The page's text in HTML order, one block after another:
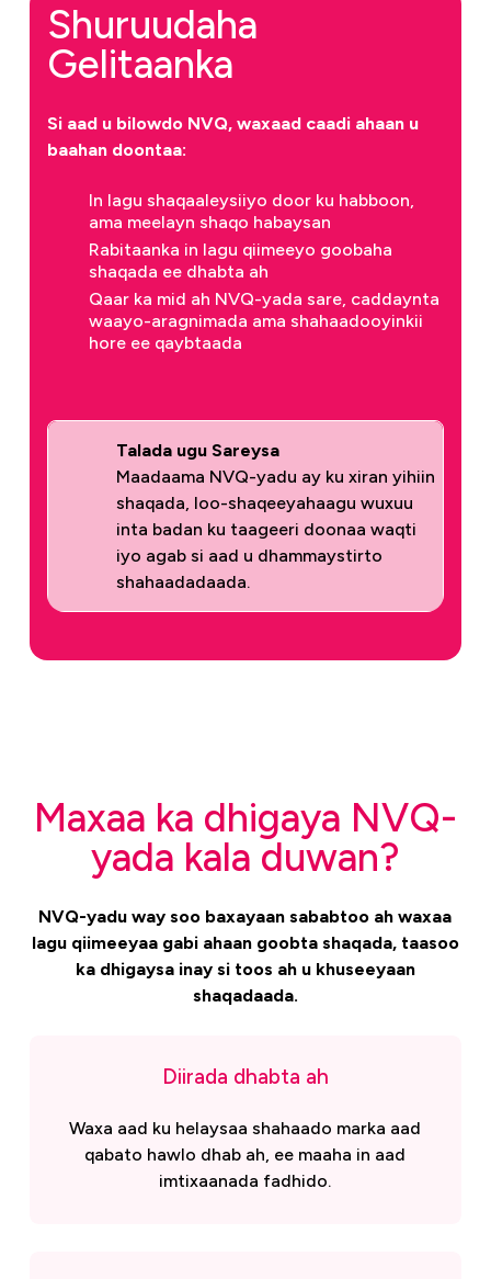
Shuruudaha
Gelitaanka
Si aad u bilowdo NVQ, waxaad caadi ahaan u
baahan doontaa:
In lagu shaqaaleysiiyo door ku habboon,
ama meelayn shaqo habaysan
Rabitaanka in lagu qiimeeyo goobaha
shaqada ee dhabta ah
Qaar ka mid ah NVQ-yada sare, caddaynta
waayo-aragnimada ama shahaadooyinkii
hore ee qaybtaada
Talada ugu Sareysa
Maadaama NVQ-yadu ay ku xiran yihiin
shaqada, loo-shaqeeyahaagu wuxuu
inta badan ku taageeri doonaa waqti
iyo agab si aad u dhammaystirto
shahaadadaada.
Maxaa ka dhigaya NVQ-
yada kala duwan?
NVQ-yadu way soo baxayaan sababtoo ah waxaa
lagu qiimeeyaa gabi ahaan goobta shaqada, taasoo
ka dhigaysa inay si toos ah u khuseeyaan
shaqadaada.
Diirada dhabta ah
Waxa aad ku helaysaa shahaado marka aad
qabato hawlo dhab ah, ee maaha in aad
imtixaanada fadhido.